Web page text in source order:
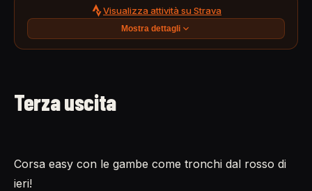
Visualizza attività su Strava
Mostra dettagli
Terza uscita
Corsa easy con le gambe come tronchi dal rosso di
ieri!